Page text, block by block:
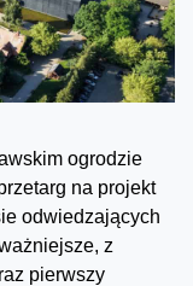
ogrodzie
na projekt
odwiedzających
z
pierwszy